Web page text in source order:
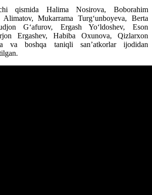
qismida Halima Nosirova, Boborahim
Mukarrama Turg‘unboyeva, Berta
G‘afurov, Ergash Yo‘ldoshev, Eson
Ergashev, Habiba Oxunova, Qizlarxon
va boshqa taniqli san’atkorlar ijodidan